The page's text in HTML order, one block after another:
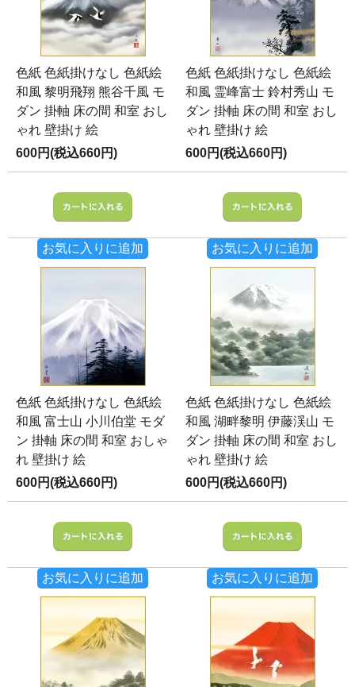
色紙 色紙掛けなし 色紙絵
和風 黎明飛翔 熊谷千風 モ
ダン 掛軸 床の間 和室 おし
ゃれ 壁掛け 絵
600円(税込660円)
お気に入りに追加
色紙 色紙掛けなし 色紙絵
和風 霊峰富士 鈴村秀山 モ
ダン 掛軸 床の間 和室 おし
ゃれ 壁掛け 絵
600円(税込660円)
お気に入りに追加
色紙 色紙掛けなし 色紙絵
和風 富士山 小川伯堂 モダ
ン 掛軸 床の間 和室 おしゃ
れ 壁掛け 絵
600円(税込660円)
お気に入りに追加
色紙 色紙掛けなし 色紙絵
和風 湖畔黎明 伊藤渓山 モ
ダン 掛軸 床の間 和室 おし
ゃれ 壁掛け 絵
600円(税込660円)
お気に入りに追加